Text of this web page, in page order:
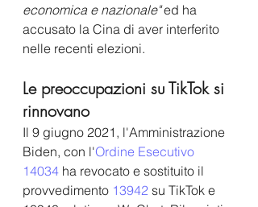
economica e nazionale" ed ha
accusato la Cina di aver interferito
nelle recenti elezioni.
Le preoccupazioni su TikTok si
rinnovano
Il 9 giugno 2021, l'Amministrazione
Biden, con l'Ordine Esecutivo
14034 ha revocato e sostituito il
provvedimento 13942 su TikTok e